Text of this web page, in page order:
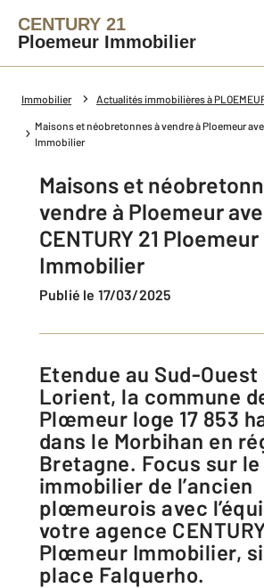
CENTURY 21
Ploemeur Immobilier
Immobilier Actualités immobilières à
Maisons et néobretonnes à vendre à Ploemeur
Immobilier
Maisons et
vendre à Ploemeur
CENTURY 21 Ploemeur
Immobilier
Publié le 17/03/2025
Etendue au Sud-Ouest de
Lorient, la commune
Plœmeur loge 17 853
dans le Morbihan en
Bretagne. Focus sur
immobilier de l’ancien
plœmeurois avec
votre agence
Plœmeur Immobilier,
place Falquerho.